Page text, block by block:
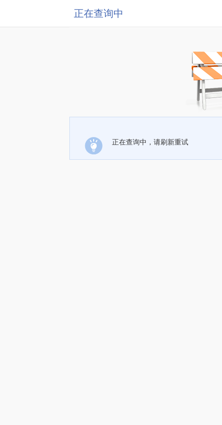
正在查询中
正在查询中，请刷新重试